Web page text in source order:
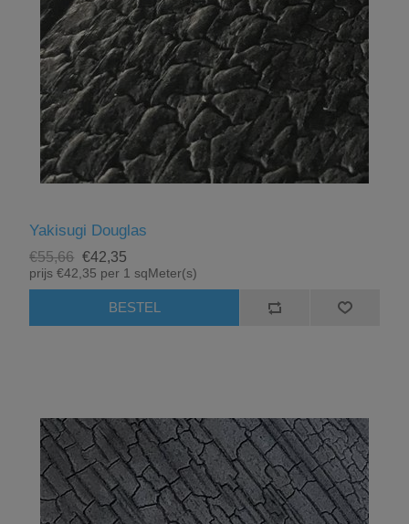
Yakisugi Douglas
€55,66 €42,35
prijs €42,35 per 1 sqMeter(s)